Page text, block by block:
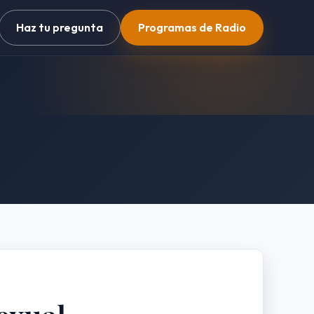
Haz tu pregunta Programas de Radio